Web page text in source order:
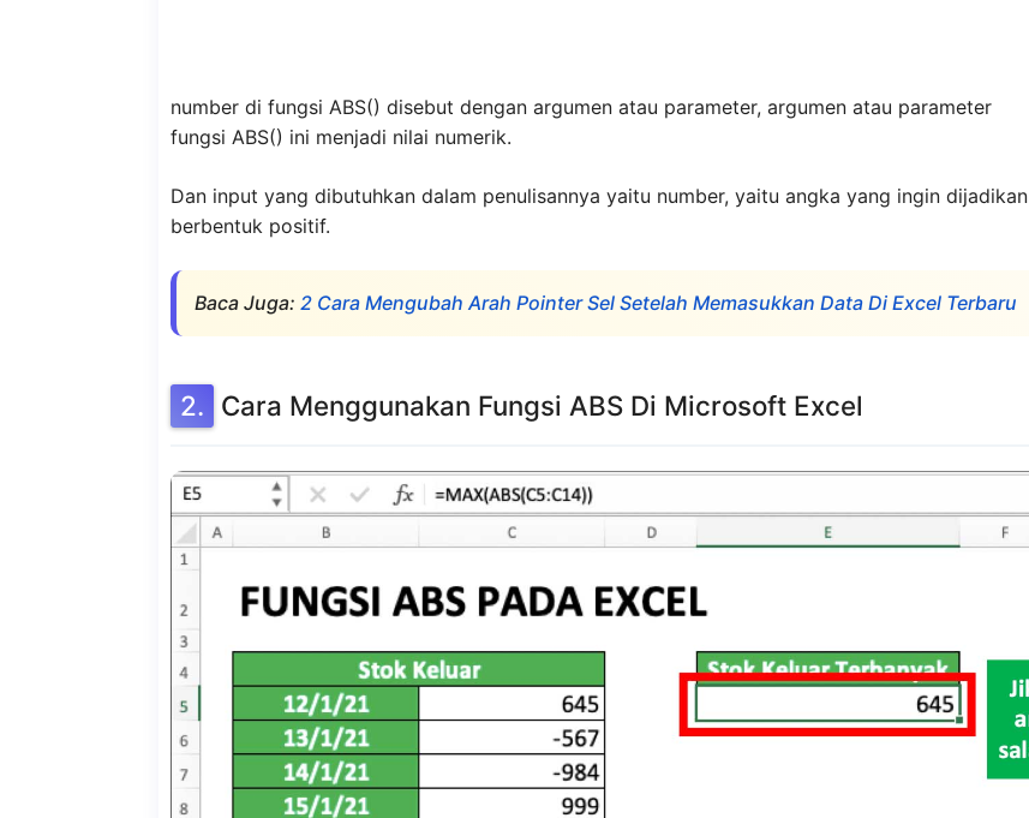
number di fungsi ABS() disebut dengan argumen atau parameter, argumen atau parameter
fungsi ABS() ini menjadi nilai numerik.
Dan input yang dibutuhkan dalam penulisannya yaitu number, yaitu angka yang ingin dijadikan
berbentuk positif.
Baca Juga: 2 Cara Mengubah Arah Pointer Sel Setelah Memasukkan Data Di Excel Terbaru
Cara Menggunakan Fungsi ABS Di Microsoft Excel